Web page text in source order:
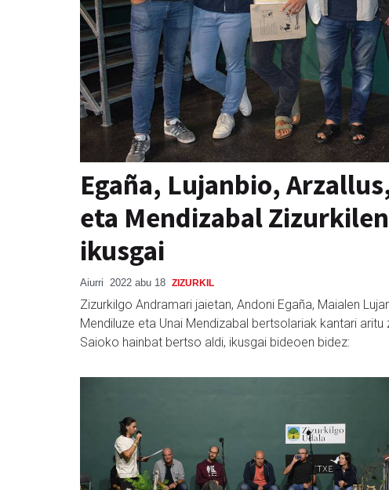
Egaña, Lujanbio,
eta Mendizabal
ikusgai
Aiurri 2022 abu 18 ZIZURKIL
Zizurkilgo Andramari jaietan, Andoni Egaña, Maialen
Mendiluze eta Unai Mendizabal bertsolariak kantari aritu
Saioko hainbat bertso aldi, ikusgai bideoen bidez: